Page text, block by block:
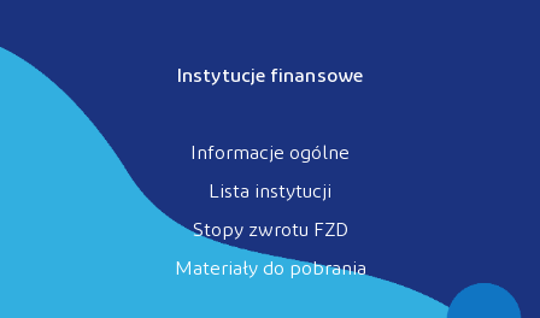
Instytucje finansowe
Informacje ogólne
Lista instytucji
Stopy zwrotu FZD
Materiały do pobrania